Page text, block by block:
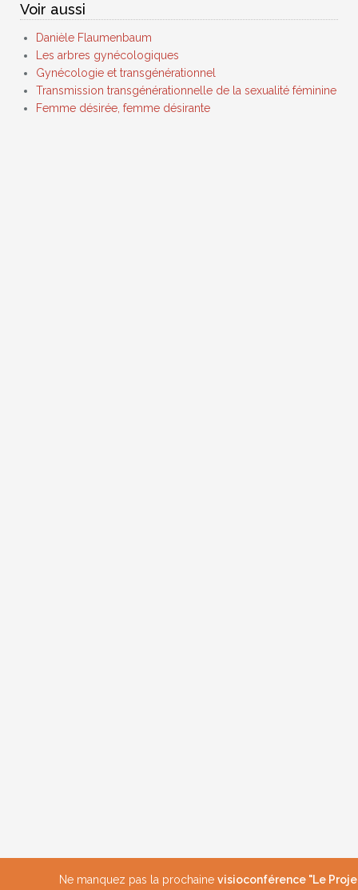
Voir aussi
Danièle Flaumenbaum
Les arbres gynécologiques
Gynécologie et transgénérationnel
Transmission transgénérationnelle de la sexualité féminine
Femme désirée, femme désirante
Ne manquez pas la prochaine visioconférence "Le